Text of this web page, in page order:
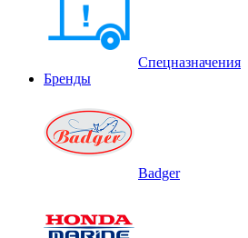
Спецназначения
Бренды
Badger